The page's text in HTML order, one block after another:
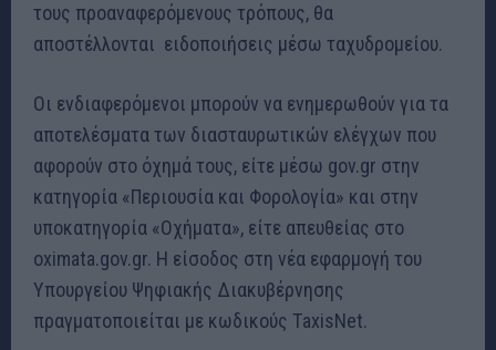
τους προαναφερόμενους τρόπους, θα
αποστέλλονται ειδοποιήσεις μέσω ταχυδρομείου.
Οι ενδιαφερόμενοι μπορούν να ενημερωθούν για τα
αποτελέσματα των διασταυρωτικών ελέγχων που
αφορούν στο όχημά τους, είτε μέσω gov.gr στην
κατηγορία «Περιουσία και Φορολογία» και στην
υποκατηγορία «Οχήματα», είτε απευθείας στο
oximata.gov.gr. Η είσοδος στη νέα εφαρμογή του
Υπουργείου Ψηφιακής Διακυβέρνησης
πραγματοποιείται με κωδικούς TaxisNet.